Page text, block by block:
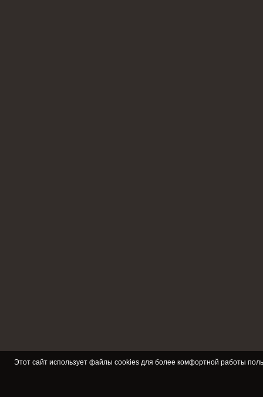
Этот сайт использует файлы cookies для более комфортной работы